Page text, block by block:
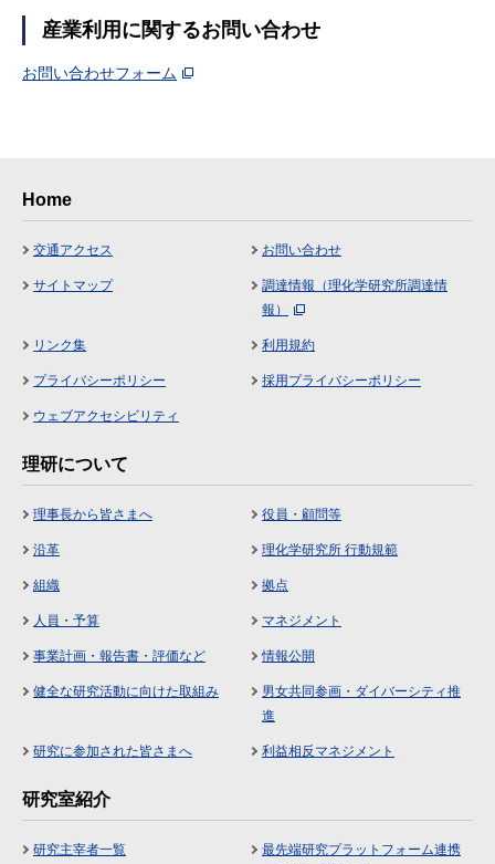
産業利用に関するお問い合わせ
お問い合わせフォーム
Home
交通アクセス お問い合わせ
サイトマップ
調達情報（理化学研究所調達情
報）
リンク集 利用規約
プライバシーポリシー 採用プライバシーポリシー
ウェブアクセシビリティ
理研について
理事長から皆さまへ 役員・顧問等
沿革 理化学研究所 行動規範
組織 拠点
人員・予算 マネジメント
事業計画・報告書・評価など 情報公開
健全な研究活動に向けた取組み
男女共同参画・ダイバーシティ推
進
研究に参加された皆さまへ 利益相反マネジメント
研究室紹介
研究主宰者一覧
最先端研究プラットフォーム連携